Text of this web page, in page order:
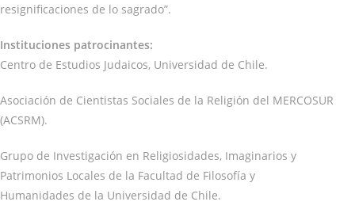
resignificaciones de lo sagrado”.
Instituciones patrocinantes:
Centro de Estudios Judaicos, Universidad de Chile.
Asociación de Cientistas Sociales de la Religión del MERCOSUR
(ACSRM).
Grupo de Investigación en Religiosidades, Imaginarios y
Patrimonios Locales de la Facultad de Filosofía y
Humanidades de la Universidad de Chile.